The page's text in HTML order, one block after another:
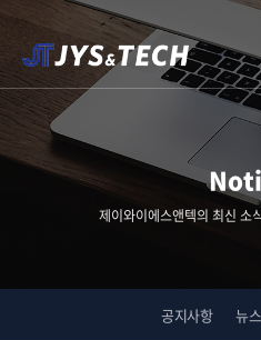
제이와이에스앤텍의 최신 소
공지사항 뉴스